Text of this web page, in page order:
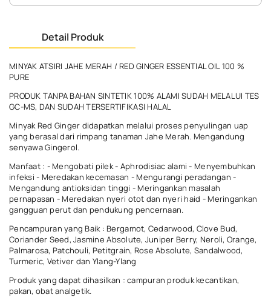
Detail Produk
MINYAK ATSIRI JAHE MERAH / RED GINGER ESSENTIAL OIL 100 %
PURE
PRODUK TANPA BAHAN SINTETIK 100% ALAMI SUDAH MELALUI TES
GC-MS, DAN SUDAH TERSERTIFIKASI HALAL
Minyak Red Ginger didapatkan melalui proses penyulingan uap
yang berasal dari rimpang tanaman Jahe Merah. Mengandung
senyawa Gingerol.
Manfaat : - Mengobati pilek - Aphrodisiac alami - Menyembuhkan
infeksi - Meredakan kecemasan - Mengurangi peradangan -
Mengandung antioksidan tinggi - Meringankan masalah
pernapasan - Meredakan nyeri otot dan nyeri haid - Meringankan
gangguan perut dan pendukung pencernaan.
Pencampuran yang Baik : Bergamot, Cedarwood, Clove Bud,
Coriander Seed, Jasmine Absolute, Juniper Berry, Neroli, Orange,
Palmarosa, Patchouli, Petitgrain, Rose Absolute, Sandalwood,
Turmeric, Vetiver dan Ylang-Ylang
Produk yang dapat dihasilkan : campuran produk kecantikan,
pakan, obat analgetik.